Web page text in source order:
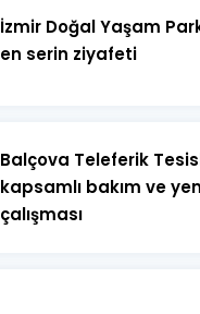
İzmir Doğal Yaşam
en serin ziyafeti
​Balçova Teleferik
kapsamlı bakım ve
çalışması